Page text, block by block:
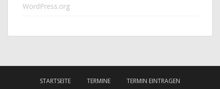
WordPress.org
STARTSEITE TERMINE TERMIN EINTRAGEN